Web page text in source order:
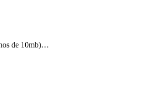
de 10mb)…